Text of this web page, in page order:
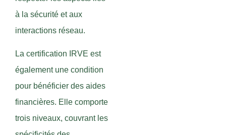
à la sécurité et aux
interactions réseau.
La certification IRVE est
également une condition
pour bénéficier des aides
financières. Elle comporte
trois niveaux, couvrant les